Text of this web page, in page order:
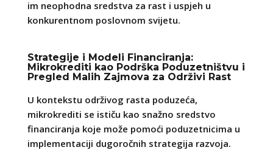
im neophodna sredstva za rast i uspjeh u
konkurentnom poslovnom svijetu.
Strategije i Modeli Financiranja:
Mikrokrediti kao Podrška Poduzetništvu i
Pregled Malih Zajmova za Održivi Rast
U kontekstu održivog rasta poduzeća,
mikrokrediti se ističu kao snažno sredstvo
financiranja koje može pomoći poduzetnicima u
implementaciji dugoročnih strategija razvoja.